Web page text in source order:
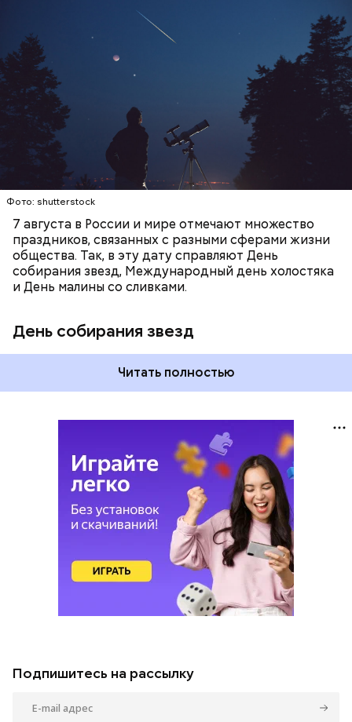
Фото: shutterstock
7 августа в России и мире отмечают множество
праздников, связанных с разными сферами жизни
общества. Так, в эту дату справляют День
собирания звезд, Международный день холостяка
и День малины со сливками.
День собирания звезд
День собирания звезд учрежден в честь
метеорного потока Персеиды, который ежегодно
можно наблюдать в августе. Все любители
смотреть на звездопад 7 августа выезжают за
город — в местность, где нет светового
загрязнения и где можно невооруженным глазом
наблюдать за падающими звездами.
Читать полностью
ЕДА ПРАЗДНИКИ
СЛАДОСТИ
Подпишитесь на рассылку